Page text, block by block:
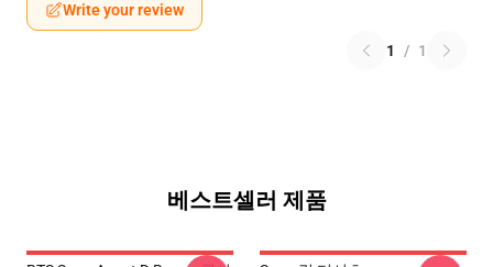
Write your review
1 / 1
베스트셀러 제품